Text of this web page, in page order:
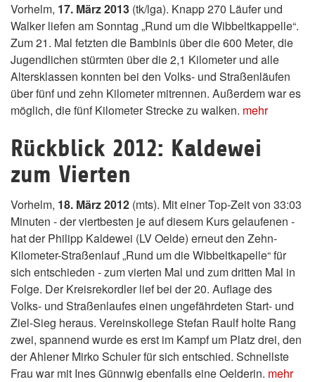
Vorhelm, 17. März 2013 (tk/lga). Knapp 270 Läufer und
Walker liefen am Sonntag „Rund um die Wibbeltkappelle“.
Zum 21. Mal fetzten die Bambinis über die 600 Meter, die
Jugendlichen stürmten über die 2,1 Kilometer und alle
Altersklassen konnten bei den Volks- und Straßenläufen
über fünf und zehn Kilometer mitrennen. Außerdem war es
möglich, die fünf Kilometer Strecke zu walken. mehr
Rückblick 2012: Kaldewei
zum Vierten
Vorhelm, 18. März 2012 (mts). Mit einer Top-Zeit von 33:03
Minuten - der viertbesten je auf diesem Kurs gelaufenen -
hat der Philipp Kaldewei (LV Oelde) erneut den Zehn-
Kilometer-Straßenlauf „Rund um die Wibbeltkapelle“ für
sich entschieden - zum vierten Mal und zum dritten Mal in
Folge. Der Kreisrekordler lief bei der 20. Auflage des
Volks- und Straßenlaufes einen ungefährdeten Start- und
Ziel-Sieg heraus. Vereinskollege Stefan Raulf holte Rang
zwei, spannend wurde es erst im Kampf um Platz drei, den
der Ahlener Mirko Schuler für sich entschied. Schnellste
Frau war mit Ines Günnwig ebenfalls eine Oelderin. mehr